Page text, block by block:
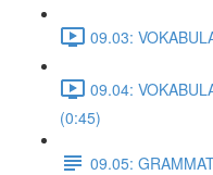
09.03:
09.04:
(0:45)
09.05: